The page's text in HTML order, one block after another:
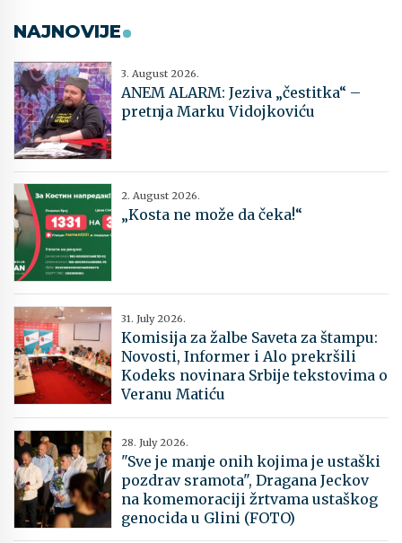
NAJNOVIJE
3. August 2026.
ANEM ALARM: Jeziva „čestitka“ –
pretnja Marku Vidojkoviću
2. August 2026.
„Kosta ne može da čeka!“
31. July 2026.
Komisija za žalbe Saveta za štampu:
Novosti, Informer i Alo prekršili
Kodeks novinara Srbije tekstovima o
Veranu Matiću
28. July 2026.
"Sve je manje onih kojima je ustaški
pozdrav sramota", Dragana Jeckov
na komemoraciji žrtvama ustaškog
genocida u Glini (FOTO)